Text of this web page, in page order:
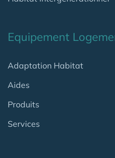
Equipement
Adaptation Habitat
Aides
Produits
Services